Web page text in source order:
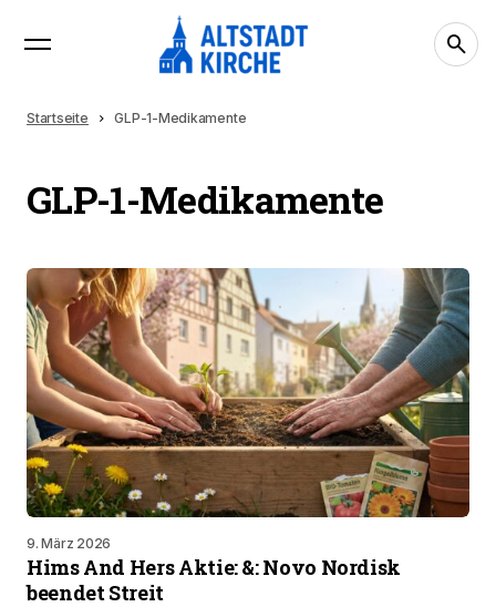
Startseite GLP-1-Medikamente
GLP-1-Medikamente
9. März 2026
Hims And Hers Aktie: &: Novo Nordisk
beendet Streit